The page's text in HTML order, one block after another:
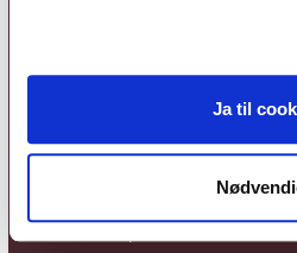
Ja til
Terapiretninger